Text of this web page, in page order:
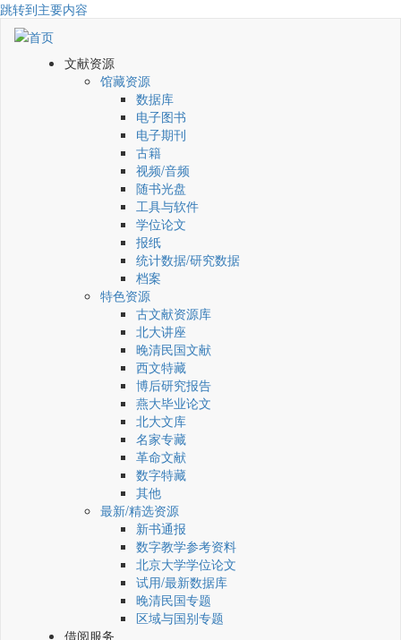
跳转到主要内容
文献资源
馆藏资源
数据库
电子图书
电子期刊
古籍
视频/音频
随书光盘
工具与软件
学位论文
报纸
统计数据/研究数据
档案
特色资源
古文献资源库
北大讲座
晚清民国文献
西文特藏
博后研究报告
燕大毕业论文
北大文库
名家专藏
革命文献
数字特藏
其他
最新/精选资源
新书通报
数字教学参考资料
北京大学学位论文
试用/最新数据库
晚清民国专题
区域与国别专题
借阅服务